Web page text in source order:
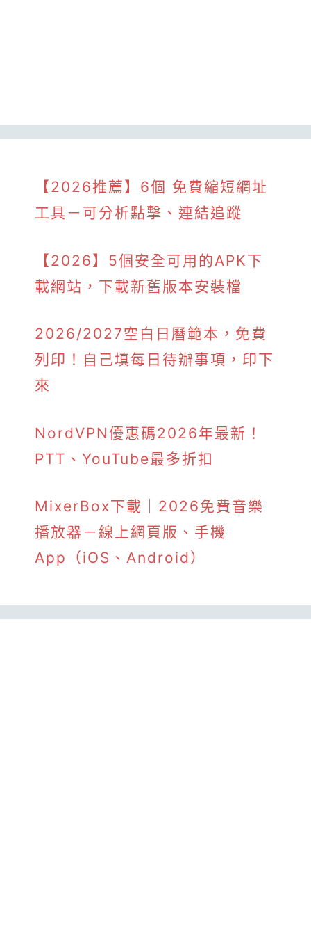
【2026推薦】6個 免費縮短網址
工具－可分析點擊、連結追蹤
【2026】5個安全可用的APK下
載網站，下載新舊版本安裝檔
2026/2027空白日曆範本，免費
列印！自己填每日待辦事項，印下
來
NordVPN優惠碼2026年最新！
PTT、YouTube最多折扣
MixerBox下載｜2026免費音樂
播放器－線上網頁版、手機
App（iOS、Android）